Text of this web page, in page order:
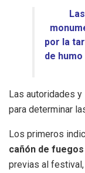
por la
de
Las autoridades y
para determinar
Los primeros
cañón de
previas al